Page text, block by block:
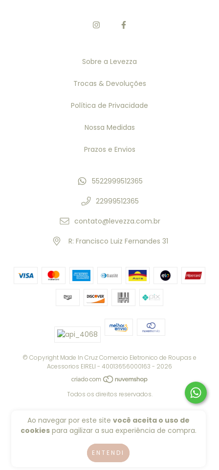
Ao navegar por este site você aceita o uso de
cookiespara agilizar a sua experiência de compra.
ENTENDI
Sobre a Levezza
Trocas & Devoluções
Política de Privacidade
Nossa Medidas
Prazos e Envios
5522999512365
22999512365
contato@levezza.com.br
R: Francisco Luiz Fernandes 31
© Copyright Made In Cruz Comercio Eletronico de Roupas e
Acessorios EIRELI - 40013656000163 - 2026
Todos os direitos reservados.